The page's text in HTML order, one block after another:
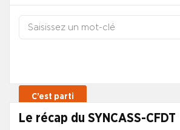
Le récap du SYNCASS-CFDT